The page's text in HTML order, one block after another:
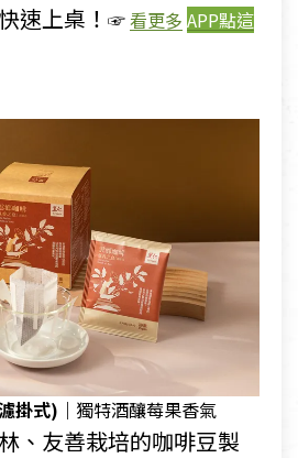
速上桌！ ☞看更多 APP點這
掛式)｜ 獨特酒釀莓果香氣
、友善栽培的咖啡豆製